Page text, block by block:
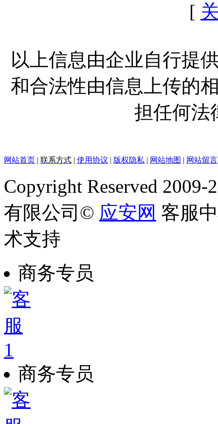
[
以上信息由企业自行提
和合法性由信息上传的
担任何法
网站首页 | 联系方式 | 使用协议 | 版权隐私 | 网站地图 | 网站留言
Copyright Reserved
有限公司© 应安网 客服
术支持
商务专员
商务专员